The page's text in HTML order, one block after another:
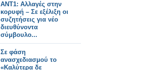
ΑΝΤ1: Αλλαγές στην
κορυφή – Σε εξέλιξη οι
συζητήσεις για νέο
διευθύνοντα
σύμβουλο...
Σε φάση
ανασχεδιασμού το
«Καλύτερα δε